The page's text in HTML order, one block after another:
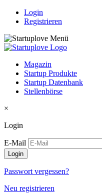
Login
Registrieren
Magazin
Startup Produkte
Startup Datenbank
Stellenbörse
×
Login
E-Mail
Passwort vergessen?
Neu registrieren